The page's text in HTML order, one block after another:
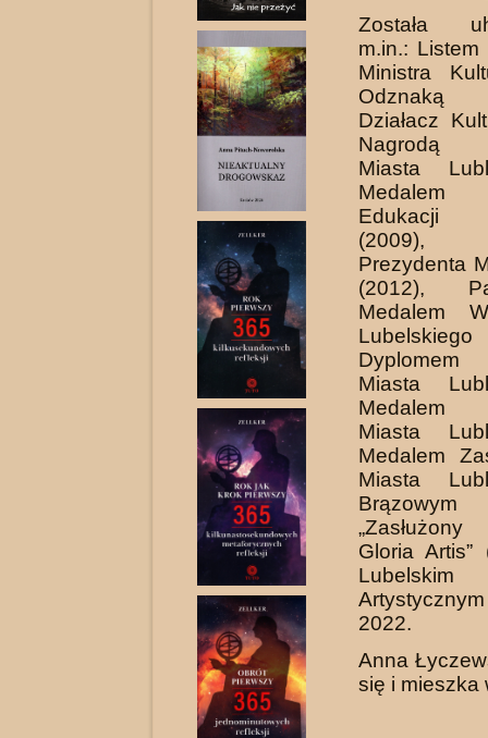
Została
m.in.: Listem
Mi­nistra
Odznaką
Działacz
Nagrodą
Miasta
Edukacji
(2009),
Prezydenta
(2012),
Medalem
Dyplomem
Miasta
Medalem
Miasta
Medalem
Miasta
Gloria Artis”
Lubelskim
2022.
Anna
się i mieszka